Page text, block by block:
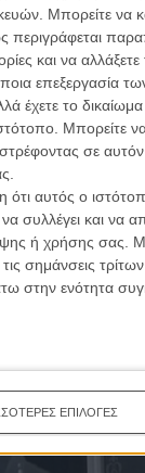
Μπορείτε να
περιγράφεται
και να
επεξεργασία
έχετε το
Μπορείτε
σε
αυτός ο
συλλέγει και να
ή χρήσης σας.
σημάνσεις
στην ενότητα
ΕΠΙΛΟΓΕΣ
«Friday Night
της, να φοράει
πολλών, απλά
έφηβος που
Και
flix.gr/
του flix,
ειδήσεις |
| συνεντεύξεις |